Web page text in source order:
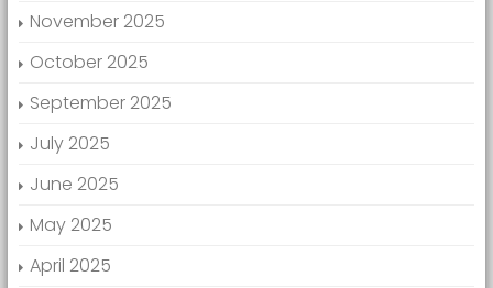
November 2025
October 2025
September 2025
July 2025
June 2025
May 2025
April 2025